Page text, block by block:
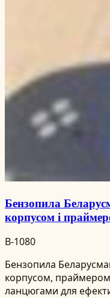
Бензопила
корпусом і
B-1080
Бензопила
корпусом,
ланцюгами для